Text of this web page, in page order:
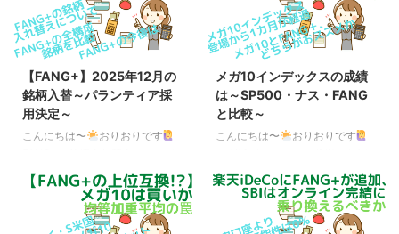
た運用商品 ・楽天・高配当株
式・日本ファンド（資産成長
型）・なかの日本成長ファンド・
iFreeNEXT FANG+インデック
ス・楽天・オールカントリー株式
（除く日本）インデックス・ファ
ンド（楽天・オールカントリー
（除く日本））・楽天・シュワ
SCHD（資産成長型））・楽天・
欧州株式インデックス・フ ...
（Tracers NASDAQ100ゴールド
プラス）に引き続き、新たな商品
が登場します。 その名も「ゴル
カン」（Tracers MSCIオール・
カントリー・ゴールドプラス）と
「ゴルファン」（iFreeETF
FANG+ゴールド【521A】）で、
概要は下記の通りです。（比較の
【FANG+】2025年12月の
銘柄入替～パランティア採
用決定～
こんにちは〜
おりおりです
FANG+指数は、四半期ごと（3
月、6月、9月、12月）にリバラ
ンスと（基準を満たせば）銘柄入
れ替え（除外・追加）があります
メガ10インデックスの成績
は～SP500・ナス・FANG
と比較～
こんにちは〜
おりおりです
月が経過 2025年11月4日に、
「ニッセイ・S米国グロース株式
メガ10インデックスファンド＜
購入・換金手数料なし＞」 （愛